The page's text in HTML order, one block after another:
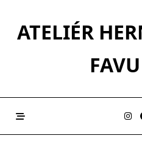
contentATELIÉR